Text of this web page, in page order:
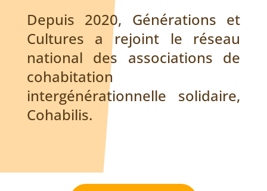
Depuis 2020, Générations et
Cultures a rejoint le réseau
national des associations de
cohabitation
intergénérationnelle solidaire,
Cohabilis.